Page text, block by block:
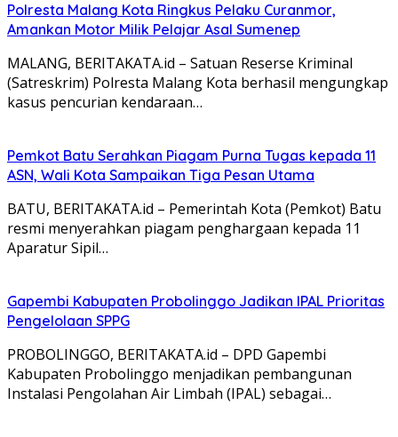
Polresta Malang Kota Ringkus Pelaku Curanmor,
Amankan Motor Milik Pelajar Asal Sumenep
MALANG, BERITAKATA.id – Satuan Reserse Kriminal
(Satreskrim) Polresta Malang Kota berhasil mengungkap
kasus pencurian kendaraan…
Pemkot Batu Serahkan Piagam Purna Tugas kepada 11
ASN, Wali Kota Sampaikan Tiga Pesan Utama
BATU, BERITAKATA.id – Pemerintah Kota (Pemkot) Batu
resmi menyerahkan piagam penghargaan kepada 11
Aparatur Sipil…
Gapembi Kabupaten Probolinggo Jadikan IPAL Prioritas
Pengelolaan SPPG
PROBOLINGGO, BERITAKATA.id – DPD Gapembi
Kabupaten Probolinggo menjadikan pembangunan
Instalasi Pengolahan Air Limbah (IPAL) sebagai…